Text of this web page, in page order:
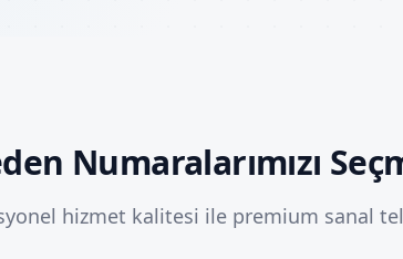
Numaralarımızı
hizmet kalitesi ile premium sanal